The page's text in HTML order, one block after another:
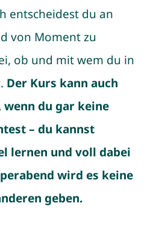
entscheidest du an
von Moment zu
ob und mit wem du in
Der Kurs kann auch
du gar keine
– du kannst
lernen und voll dabei
wird es keine
geben.